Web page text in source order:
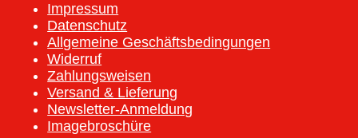
Impressum
Datenschutz
Allgemeine Geschäftsbedingungen
Widerruf
Zahlungsweisen
Versand & Lieferung
Newsletter-Anmeldung
Imagebroschüre